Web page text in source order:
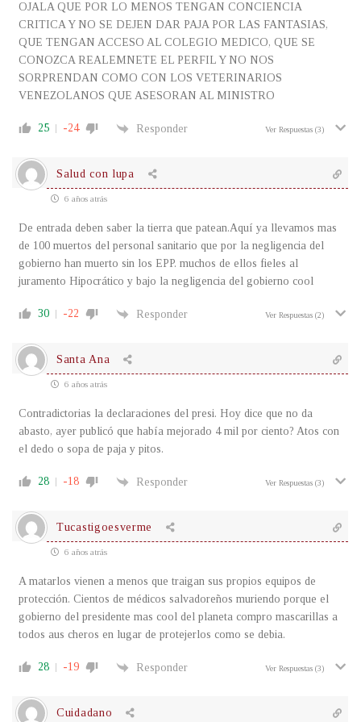
OJALA QUE POR LO MENOS TENGAN CONCIENCIA
CRITICA Y NO SE DEJEN DAR PAJA POR LAS FANTASIAS,
QUE TENGAN ACCESO AL COLEGIO MEDICO, QUE SE
CONOZCA REALEMNETE EL PERFIL Y NO NOS
SORPRENDAN COMO CON LOS VETERINARIOS
VENEZOLANOS QUE ASESORAN AL MINISTRO
25 -24 Responder Ver Respuestas (3)
Salud con lupa
6 años atrás
De entrada deben saber la tierra que patean.Aquí ya llevamos mas
de 100 muertos del personal sanitario que por la negligencia del
gobierno han muerto sin los EPP. muchos de ellos fieles al
juramento Hipocrático y bajo la negligencia del gobierno cool
30 -22 Responder Ver Respuestas (2)
Santa Ana
6 años atrás
Contradictorias la declaraciones del presi. Hoy dice que no da
abasto, ayer publicó que había mejorado 4 mil por ciento? Atos con
el dedo o sopa de paja y pitos.
28 -18 Responder Ver Respuestas (3)
Tucastigoesverme
6 años atrás
A matarlos vienen a menos que traigan sus propios equipos de
protección. Cientos de médicos salvadoreños muriendo porque el
gobierno del presidente mas cool del planeta compro mascarillas a
todos aus cheros en lugar de protejerlos como se debia.
28 -19 Responder Ver Respuestas (3)
Cuidadano